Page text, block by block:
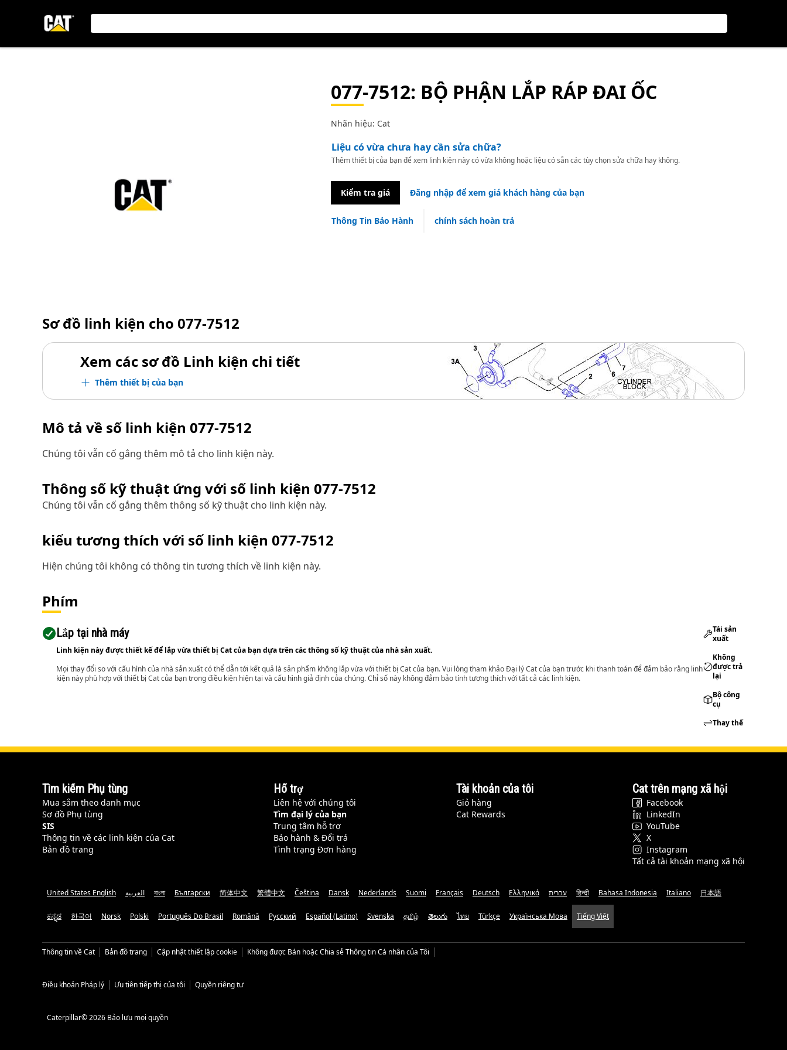
077-7512: BỘ PHẬN LẮP RÁP ĐAI ỐC
Nhãn hiệu: Cat
Liệu có vừa chưa hay cần sửa chữa?
Thêm thiết bị của bạn để xem linh kiện này có vừa không hoặc liệu có sẵn các tùy chọn sửa chữa hay không.
Kiểm tra giá Đăng nhập để xem giá khách hàng của bạn
Thông Tin Bảo Hành chính sách hoàn trả
Sơ đồ linh kiện cho 077-7512
Xem các sơ đồ Linh kiện chi tiết
Thêm thiết bị của bạn
Mô tả về số linh kiện 077-7512
Chúng tôi vẫn cố gắng thêm mô tả cho linh kiện này.
Thông số kỹ thuật ứng với số linh kiện 077-7512
Chúng tôi vẫn cố gắng thêm thông số kỹ thuật cho linh kiện này.
kiểu tương thích với số linh kiện 077-7512
Hiện chúng tôi không có thông tin tương thích về linh kiện này.
Phím
Lắp tại nhà máy
Linh kiện này được thiết kế để lắp vừa thiết bị Cat của bạn dựa trên các thông số kỹ thuật của nhà sản xuất.
Mọi thay đổi so với cấu hình của nhà sản xuất có thể dẫn tới kết quả là sản phẩm không lắp vừa với thiết bị Cat của bạn. Vui lòng tham khảo Đại lý Cat của bạn trước khi thanh toán để đảm bảo rằng linh
kiện này phù hợp với thiết bị Cat của bạn trong điều kiện hiện tại và cấu hình giả định của chúng. Chỉ số này không đảm bảo tính tương thích với tất cả các linh kiện.
Tái sản
xuất
Không
được trả
lại
Bộ công
cụ
Thay thế
Tìm kiếm Phụ tùng
Mua sắm theo danh mục
Sơ đồ Phụ tùng
SIS
Thông tin về các linh kiện của Cat
Bản đồ trang
Hỗ trợ
Liên hệ với chúng tôi
Tìm đại lý của bạn
Trung tâm hỗ trợ
Bảo hành & Đổi trả
Tình trạng Đơn hàng
Tài khoản của tôi
Giỏ hàng
Cat Rewards
Cat trên mạng xã hội
Facebook
LinkedIn
YouTube
X
Instagram
Tất cả tài khoản mạng xã hội
United States English العربية বাংলা Български 简体中文 繁體中文 Čeština Dansk Nederlands Suomi Français Deutsch Ελληνικά עברית हिन्दी Bahasa Indonesia Italiano 日本語
ಕನ್ನಡ 한국어 Norsk Polski Português Do Brasil Română Русский Español (Latino) Svenska தமிழ் తెలుగు ไทย Türkçe Українська Мова Tiếng Việt
Thông tin về Cat Bản đồ trang Cập nhật thiết lập cookie Không được Bán hoặc Chia sẻ Thông tin Cá nhân của Tôi
Điều khoản Pháp lý Ưu tiên tiếp thị của tôi Quyền riêng tư
Caterpillar© 2026 Bảo lưu mọi quyền